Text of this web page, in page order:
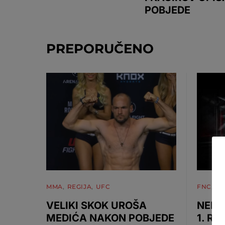
POBJEDE
PREPORUČENO
MMA REGIJA UFC
VELIKI SKOK UROŠA
MEDIĆA NAKON POBJEDE
FNC
1.